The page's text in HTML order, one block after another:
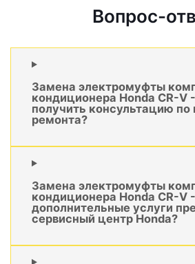
Вопрос-
Замена электромуфты
кондиционера Honda CR-V
получить консультацию по
ремонта?
Замена электромуфты
кондиционера Honda CR-V
дополнительные услуги
сервисный центр Honda?